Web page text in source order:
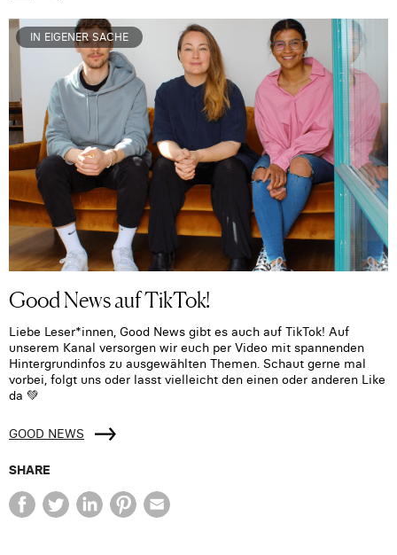
IN EIGENER SACHE
Good News auf TikTok!
Liebe Leser*innen, Good News gibt es auch auf TikTok! Auf
unserem Kanal versorgen wir euch per Video mit spannenden
Hintergrundinfos zu ausgewählten Themen. Schaut gerne mal
vorbei, folgt uns oder lasst vielleicht den einen oder anderen Like
da 💚
GOOD NEWS
SHARE